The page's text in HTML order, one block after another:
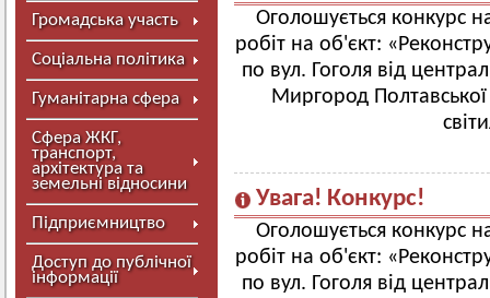
Громадська участь
Соціальна політика
Гуманітарна сфера
Сфера ЖКГ,
транспорт,
архітектура та
земельні відносини
Підприємництво
Доступ до публічної
інформації
Оголошується конкурс
робіт на об'єкт:
по вул. Гоголя від
Миргород
Увага! Конкурс!
Оголошується конкурс
робіт на об'єкт:
по вул. Гоголя від